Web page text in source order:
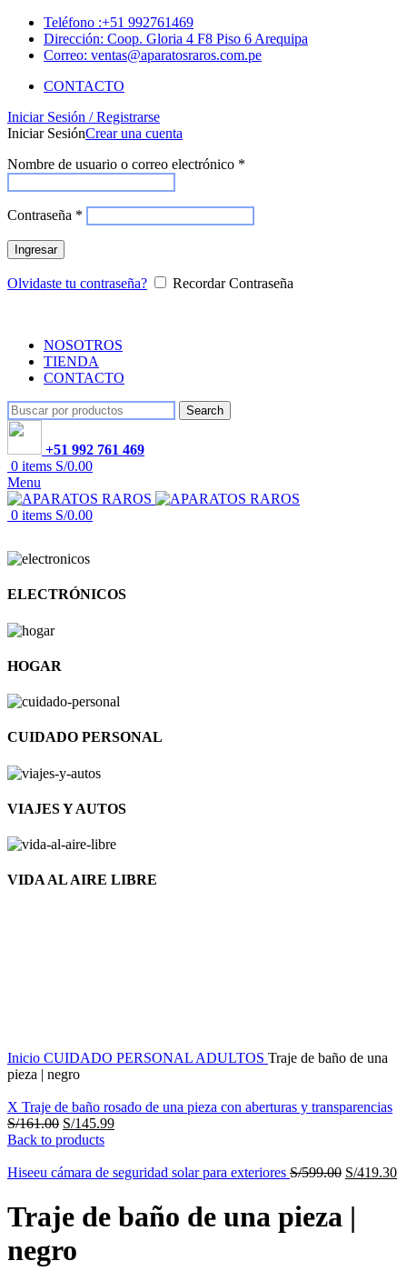
Teléfono :+51 992761469
Dirección: Coop. Gloria 4 F8 Piso 6 Arequipa
Correo: ventas@aparatosraros.com.pe
CONTACTO
Iniciar Sesión / Registrarse
Iniciar SesiónCrear una cuenta
Nombre de usuario o correo electrónico *
Contraseña *
Ingresar
Olvidaste tu contraseña? Recordar Contraseña
NOSOTROS
TIENDA
CONTACTO
Search
+51 992 761 469
0 items S/0.00
Menu
0 items S/0.00
ELECTRÓNICOS
HOGAR
CUIDADO PERSONAL
VIAJES Y AUTOS
VIDA AL AIRE LIBRE
Inicio CUIDADO PERSONAL ADULTOS Traje de baño de una
pieza | negro
X Traje de baño rosado de una pieza con aberturas y transparencias
S/161.00 S/145.99
Back to products
Hiseeu cámara de seguridad solar para exteriores S/599.00 S/419.30
Traje de baño de una pieza |
negro